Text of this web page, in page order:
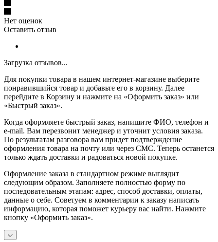
Нет оценок
Оставить отзыв
Загрузка отзывов...
Для покупки товара в нашем интернет-магазине выберите
понравившийся товар и добавьте его в корзину. Далее
перейдите в Корзину и нажмите на «Оформить заказ» или
«Быстрый заказ».
Когда оформляете быстрый заказ, напишите ФИО, телефон и
e-mail. Вам перезвонит менеджер и уточнит условия заказа.
По результатам разговора вам придет подтверждение
оформления товара на почту или через СМС. Теперь останется
только ждать доставки и радоваться новой покупке.
Оформление заказа в стандартном режиме выглядит
следующим образом. Заполняете полностью форму по
последовательным этапам: адрес, способ доставки, оплаты,
данные о себе. Советуем в комментарии к заказу написать
информацию, которая поможет курьеру вас найти. Нажмите
кнопку «Оформить заказ».